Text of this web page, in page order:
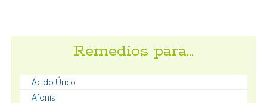
Remedios para…
Ácido Úrico
Afonía